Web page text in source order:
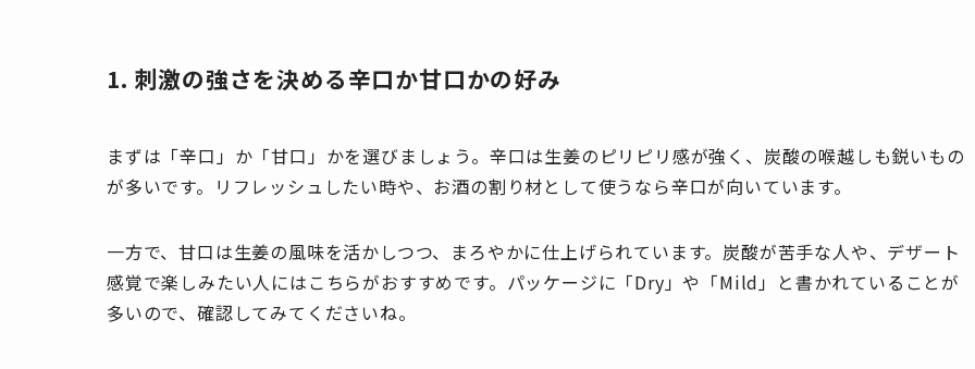
1. 刺激の強さを決める辛口か甘口かの好み
まずは「辛口」か「甘口」かを選びましょう。辛口は生姜のピリピリ感が強く、炭酸の喉越しも鋭いもの
が多いです。リフレッシュしたい時や、お酒の割り材として使うなら辛口が向いています。
一方で、甘口は生姜の風味を活かしつつ、まろやかに仕上げられています。炭酸が苦手な人や、デザート
感覚で楽しみたい人にはこちらがおすすめです。パッケージに「Dry」や「Mild」と書かれていることが
多いので、確認してみてくださいね。